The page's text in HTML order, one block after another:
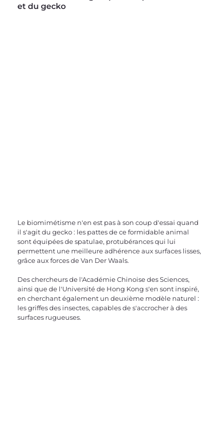
et du gecko
Le biomimétisme n'en est pas à son coup d'essai quand
il s'agit du gecko : les pattes de ce formidable animal
sont équipées de spatulae, protubérances qui lui
permettent une meilleure adhérence aux surfaces lisses,
grâce aux forces de Van Der Waals.
Des chercheurs de l'Académie Chinoise des Sciences,
ainsi que de l'Université de Hong Kong s'en sont inspiré,
en cherchant également un deuxième modèle naturel :
les griffes des insectes, capables de s'accrocher à des
surfaces rugueuses.